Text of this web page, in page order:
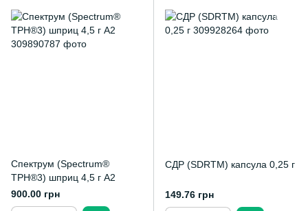
Спектрум (Spectrum®
TPH®3) шприц 4,5 г А2
900.00 грн
СДР (SDRTM) капсула 0,25 г
149.76 грн